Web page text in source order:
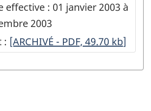
effective : 01 janvier 2003 à
2003
: ARCHIVÉ
Enquête
[ARCHIVÉ - PDF, 49.70 kb]